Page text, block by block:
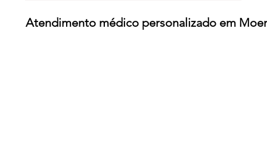
​Atendimento médico personalizado em